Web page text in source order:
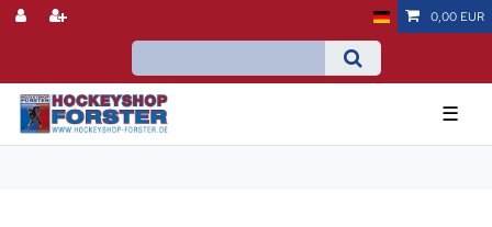
0,00 EUR
☰